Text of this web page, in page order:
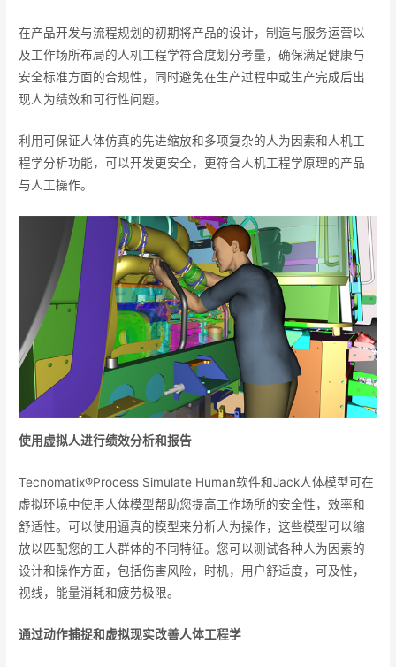
在产品开发与流程规划的初期将产品的设计，制造与服务运营以
及工作场所布局的人机工程学符合度划分考量，确保满足健康与
安全标准方面的合规性，同时避免在生产过程中或生产完成后出
现人为绩效和可行性问题。
利用可保证人体仿真的先进缩放和多项复杂的人为因素和人机工
程学分析功能，可以开发更安全，更符合人机工程学原理的产品
与人工操作。
使用虚拟人进行绩效分析和报告
Tecnomatix®Process Simulate Human软件和Jack人体模型可在
虚拟环境中使用人体模型帮助您提高工作场所的安全性，效率和
舒适性。可以使用逼真的模型来分析人为操作，这些模型可以缩
放以匹配您的工人群体的不同特征。您可以测试各种人为因素的
设计和操作方面，包括伤害风险，时机，用户舒适度，可及性，
视线，能量消耗和疲劳极限。
通过动作捕捉和虚拟现实改善人体工程学